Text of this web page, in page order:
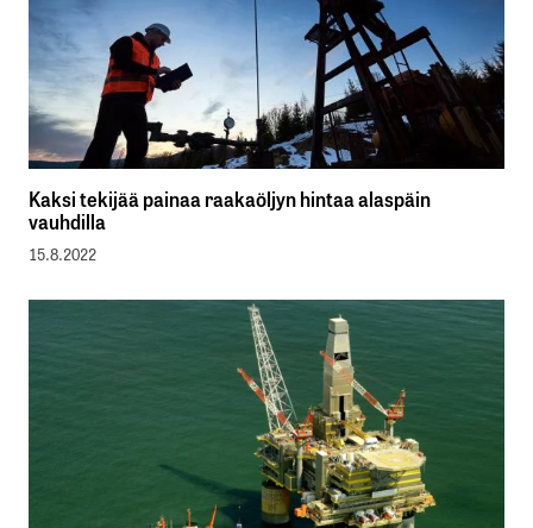
Kaksi tekijää painaa raakaöljyn hintaa alaspäin
vauhdilla
15.8.2022